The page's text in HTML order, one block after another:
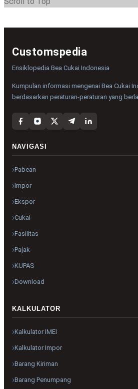
Customspedia
Ensiklopedia Bea Cukai Indonesia
Kumpulan informasi mengenai Bea Cukai
berdasarkan peraturan-peraturan yang
NAVIGASI
Pabean
Impor
Ekspor
Cukai
Fasilitas
Pajak
KUPAS
Download
KALKULATOR
Kalkulator IMEI
Kalkulator Impor
Barang Kiriman
Barang Penumpang